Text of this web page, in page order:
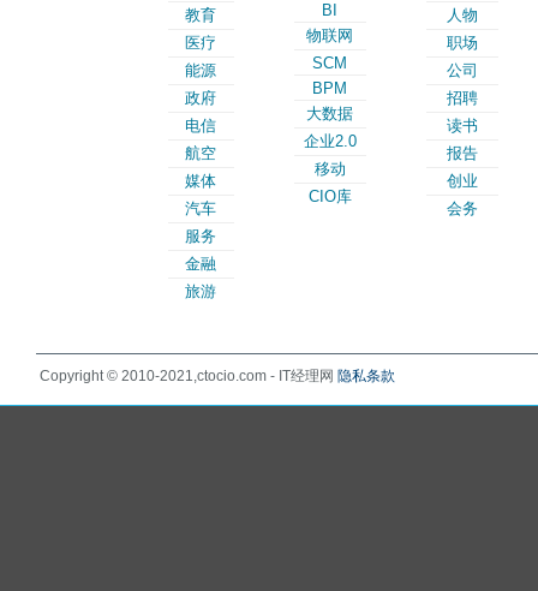
教育
医疗
能源
政府
电信
航空
媒体
汽车
服务
金融
旅游
BI
物联网
SCM
BPM
大数据
企业2.0
移动
CIO库
人物
职场
公司
招聘
读书
报告
创业
会务
Copyright © 2010-2021,ctocio.com - IT经理网 隐私条款